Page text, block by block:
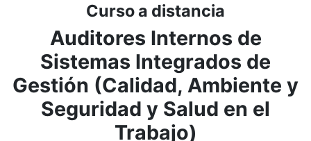
Curso a distancia
Auditores Internos de
Sistemas Integrados de
Gestión (Calidad, Ambiente y
Seguridad y Salud en el
Trabajo)